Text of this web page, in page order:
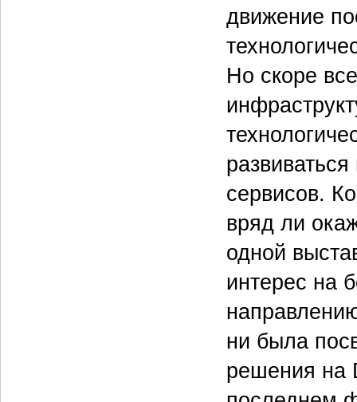
движение
Но скоре
сервисов.
вряд ли
одной
интерес на
ни была
решения на